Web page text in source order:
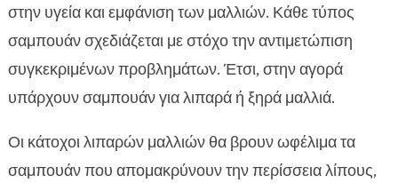
στην υγεία και εμφάνιση των μαλλιών. Κάθε τύπος
σαμπουάν σχεδιάζεται με στόχο την αντιμετώπιση
συγκεκριμένων προβλημάτων. Έτσι, στην αγορά
υπάρχουν σαμπουάν για λιπαρά ή ξηρά μαλλιά.
Οι κάτοχοι λιπαρών μαλλιών θα βρουν ωφέλιμα τα
σαμπουάν που απομακρύνουν την περίσσεια λίπους,